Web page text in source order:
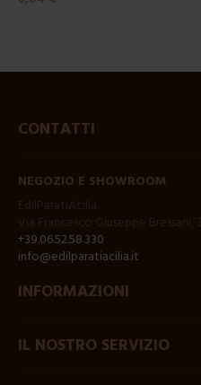
CONTATTI
NEGOZIO E SHOWROOM
+39.06.52.58.330
info@edilparatiacilia.it
INFORMAZIONI
IL NOSTRO SERVIZIO